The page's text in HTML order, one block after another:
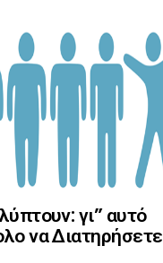
γι” αυτό
να Διατηρήσετε